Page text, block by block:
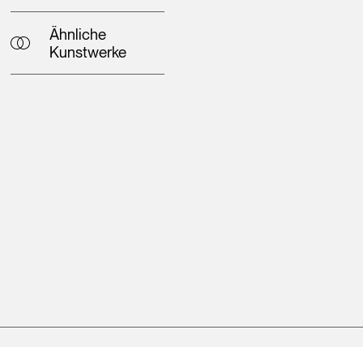
Ähnliche
Kunstwerke